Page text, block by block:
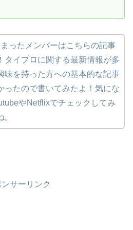
ったメンバーはこちらの記事
タイプロに関する最新情報が多
味を持った方への基本的な記事
ったので書いてみたよ！気にな
やNetflixでチェックしてみ
ンサーリンク